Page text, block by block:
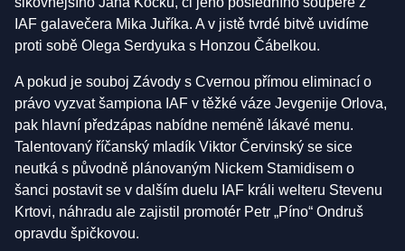
IAF galavečera Mika Juříka. A v jistě tvrdé bitvě uvidíme
proti sobě Olega Serdyuka s Honzou Čábelkou.
A pokud je souboj Závody s Cvernou přímou eliminací o
právo vyzvat šampiona IAF v těžké váze Jevgenije Orlova,
pak hlavní předzápas nabídne neméně lákavé menu.
Talentovaný říčanský mladík Viktor Červinský se sice
neutká s původně plánovaným Nickem Stamidisem o
šanci postavit se v dalším duelu IAF králi welteru Stevenu
Krtovi, náhradu ale zajistil promotér Petr „Píno“ Ondruš
opravdu špičkovou.